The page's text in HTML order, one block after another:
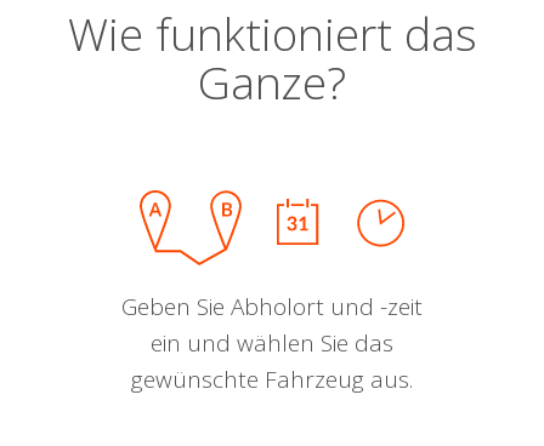
Wie funktioniert das
Ganze?
Geben Sie Abholort und -zeit
ein und wählen Sie das
gewünschte Fahrzeug aus.